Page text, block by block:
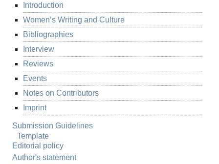
Introduction
Women’s Writing and Culture
Bibliographies
Interview
Reviews
Events
Notes on Contributors
Imprint
Submission Guidelines
Template
Editorial policy
Author's statement